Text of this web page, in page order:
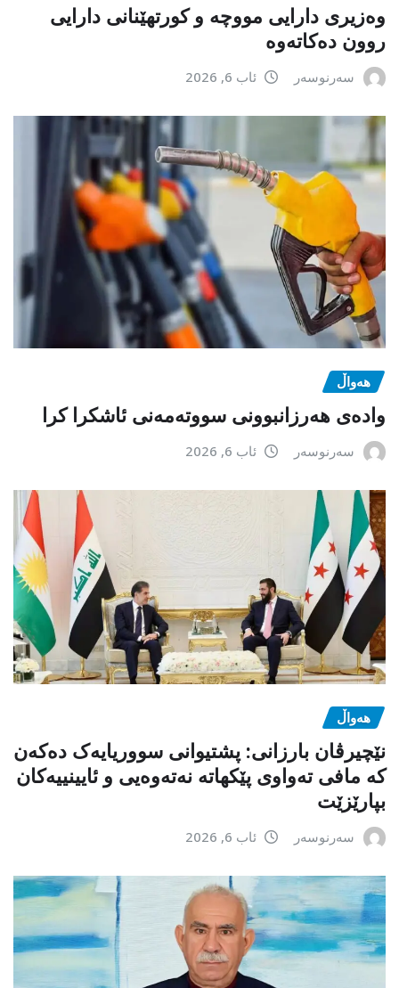
وەزیری دارایی مووچە و کورتهێنانی دارایی
روون دەکاتەوە
سەرنوسەر ئاب 6, 2026
هەواڵ
وادەی هەرزانبوونی سووتەمەنی ئاشکرا کرا
سەرنوسەر ئاب 6, 2026
هەواڵ
نێچیرڤان بارزانی: پشتیوانی سووریایەک دەکەن
کە مافی تەواوی پێکهاتە نەتەوەیی و ئایینییەکان
بپارێزێت
سەرنوسەر ئاب 6, 2026